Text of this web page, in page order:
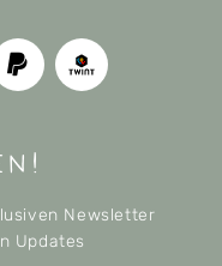
Newsletter
Updates